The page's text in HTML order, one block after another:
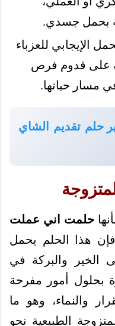
بحمل جسدي.
الإيجابي للعزباء
على قدوم فرص
مسار حياتها.
حلم تقديم الشاي
حلمت اني عملت
هذا الحلم يحمل
الخير والبركة في
بحلول أمور مفرحة
والنماء، وهو ما
الطبيعية نحو